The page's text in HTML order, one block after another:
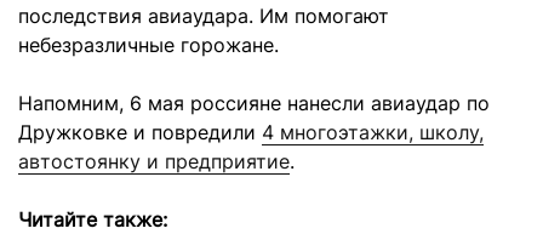
последствия авиаудара. Им помогают
небезразличные горожане.
Напомним, 6 мая россияне нанесли авиаудар по
Дружковке и повредили 4 многоэтажки, школу,
автостоянку и предприятие.
Читайте также: